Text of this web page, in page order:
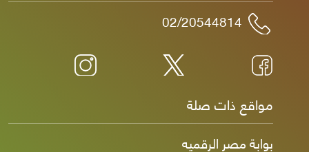
مواقع ذات صلة
بوابة مصر الرقميه